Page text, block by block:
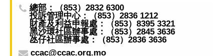
總部：（853）2832 6300
投訴管理中心：（853）2836 1212
財產及利益申報處：（853）8395 3321
黑沙環社區辦事處：（853）2845 3636
氹仔社區辦事處：（853）2836 3636
ccac@ccac.org.mo